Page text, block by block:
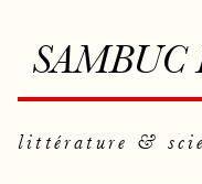
littérature &